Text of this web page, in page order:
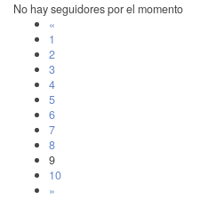
No hay seguidores por el momento
«
1
2
3
4
5
6
7
8
9
10
»